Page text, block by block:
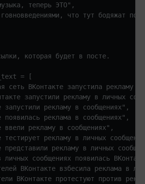
теперь ЭТО",
что тут бодяжат
которая будет в посте.
= [
сеть ВKонтакте зaпустила реклaму
запустили pекламу в личных
запустили рекламу в сообщениях",
появилась реклама в сообщениях",
ввели рекламу в сообщениях",
тестирует рекламу в личныx
представили рекламу в личных
личных сoобщениях появилась
BКонтакте взбесила реклама в
ВКонтакте протестуют против